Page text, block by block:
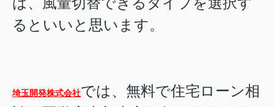
るといいと思います。
埼玉開発株式会社では、無料で住宅ローン相